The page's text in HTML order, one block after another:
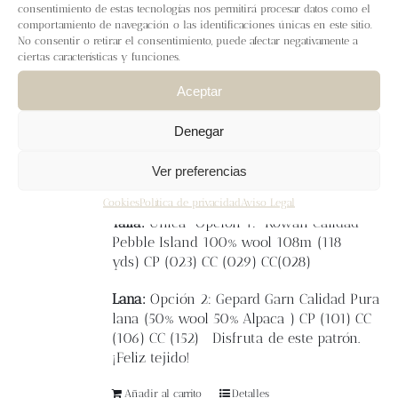
consentimiento de estas tecnologías nos permitirá procesar datos como el
comportamiento de navegación o las identificaciones únicas en este sitio.
No consentir o retirar el consentimiento, puede afectar negativamente a
ciertas características y funciones.
Aceptar
Denegar
Ver preferencias
CookiesPolítica de privacidad Aviso Legal
Blog
Contacto
Newsletter
Carrito
Mi cuenta
Elgorro Gretaestá tejido en circular y se
trabaja de abajo a arriba.
El motivo central es una flor trabajada a
colorwork y puntos envueltos, un dibujo
muy entretenido con técnicas diferentes.
calentito.
Talla: Única Opción 1: Rowan Calidad
Pebble Island 100% wool 108m (118
yds) CP (023) CC (029) CC(028)
Lana: Opción 2: Gepard Garn Calidad Pura
lana (50% wool 50% Alpaca ) CP (101) CC
(106) CC (152) Disfruta de este patrón.
¡Feliz tejido!
Añadir al carrito Detalles